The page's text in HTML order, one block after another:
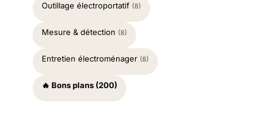
Outillage électroportatif (8)
Mesure & détection (8)
Entretien électroménager (8)
🔥 Bons plans (200)